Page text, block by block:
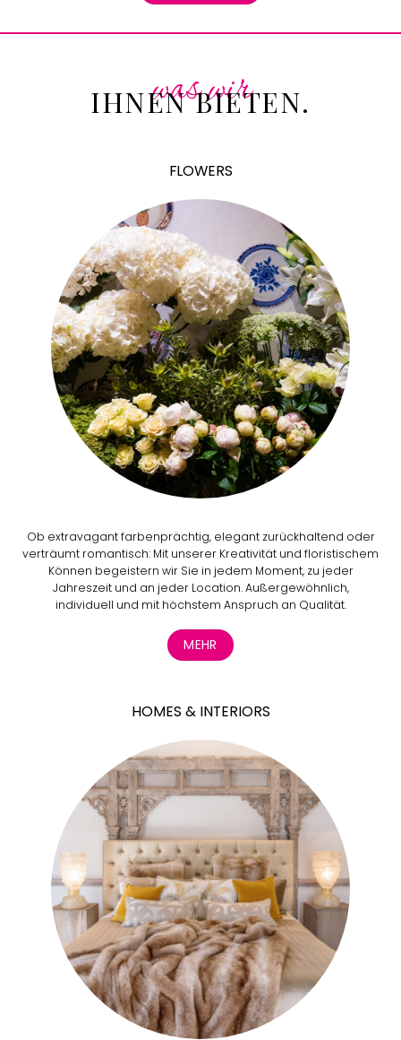
was wir
IHNEN BIETEN.
FLOWERS
Ob extravagant farbenprächtig, elegant zurückhaltend oder
verträumt romantisch: Mit unserer Kreativität und floristischem
Können begeistern wir Sie in jedem Moment, zu jeder
Jahreszeit und an jeder Location. Außergewöhnlich,
individuell und mit höchstem Anspruch an Qualität.
MEHR
HOMES & INTERIORS